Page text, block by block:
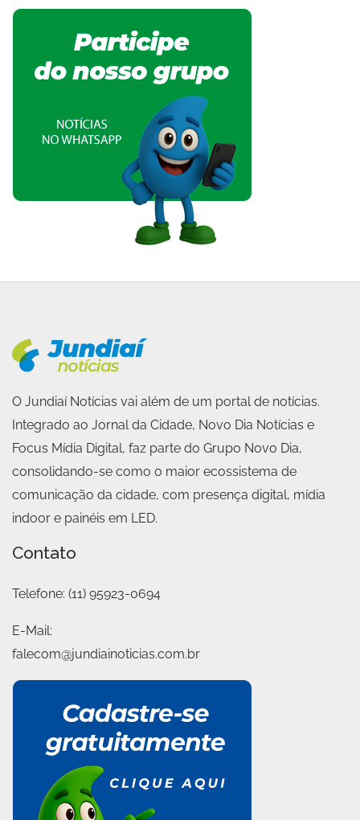
O Jundiaí Notícias vai além de um portal de notícias.
Integrado ao Jornal da Cidade, Novo Dia Notícias e
Focus Mídia Digital, faz parte do Grupo Novo Dia,
consolidando-se como o maior ecossistema de
comunicação da cidade, com presença digital, mídia
indoor e painéis em LED.
Contato
Telefone: (11) 95923-0694
E-Mail:
falecom@jundiainoticias.com.br